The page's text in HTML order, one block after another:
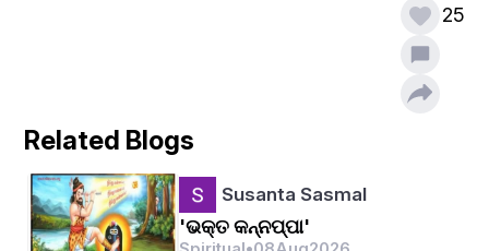
ପୌରାଣିକ ତଥ୍ୟ ଅନୁଯାୟୀ ଓଡ଼ିଆ ଜାତିର ପରମାରାଧ୍ୟ
ଶ୍ରୀଗଜନ୍ନାଥଙ୍କୁ ରାଷ୍ଟ୍ର ଦେବତାରୂପେ ସ୍ୱକାର କରି ଏ
ବାହକ ରୂପେ ମହାପ୍ରଭୂଙ୍କ ସେବା ନିର୍ବାହ କରିଥିବାର
ପ୍ରମାଣ ଶିଳାଲେଖରୁ ମିଳୁଅଛି.
ତୃତୀୟ ଅନଙ୍ଗ ଭୀମ ଦେବ ( ୧୨୧୧-୧୨୩୮)
25
Related Blogs
Susanta Sasmal
'ଭକ୍ତ କନ୍ନପ୍ପା'